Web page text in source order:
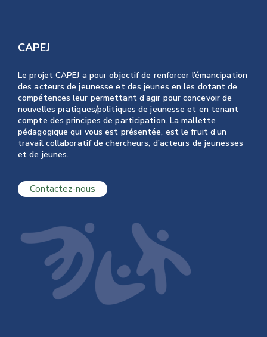
CAPEJ
Le projet CAPEJ a pour objectif de renforcer l’émancipation
des acteurs de jeunesse et des jeunes en les dotant de
compétences leur permettant d’agir pour concevoir de
nouvelles pratiques/politiques de jeunesse et en tenant
compte des principes de participation. La mallette
pédagogique qui vous est présentée, est le fruit d’un
travail collaboratif de chercheurs, d’acteurs de jeunesses
et de jeunes.
Contactez-nous